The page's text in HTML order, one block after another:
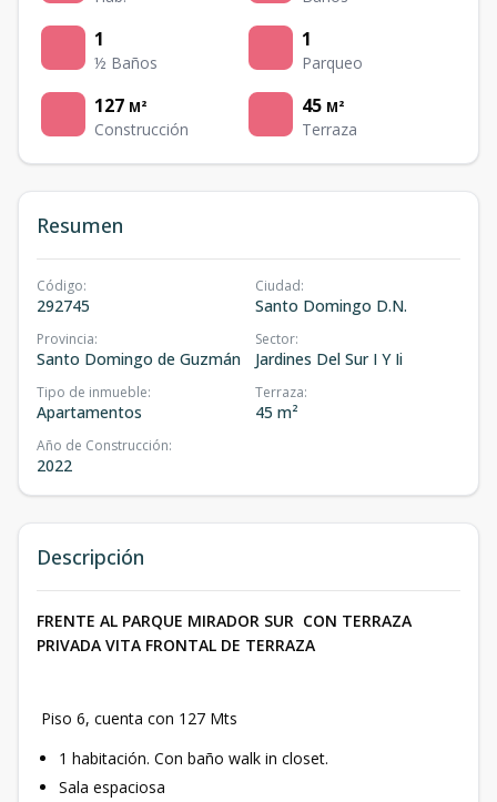
1
½ Baños
1
Parqueo
127 M²
Construcción
45 M²
Terraza
Resumen
Código:
292745
Ciudad:
Santo Domingo D.N.
Provincia:
Santo Domingo de Guzmán
Sector:
Jardines Del Sur I Y Ii
Tipo de inmueble:
Apartamentos
Terraza:
45 m²
Año de Construcción:
2022
Descripción
FRENTE AL PARQUE MIRADOR SUR CON TERRAZA
PRIVADA VITA FRONTAL DE TERRAZA
Piso 6, cuenta con 127 Mts
1 habitación. Con baño walk in closet.
Sala espaciosa